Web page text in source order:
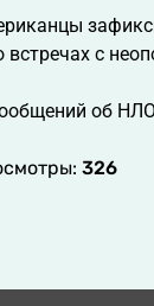
встречах с
об
326